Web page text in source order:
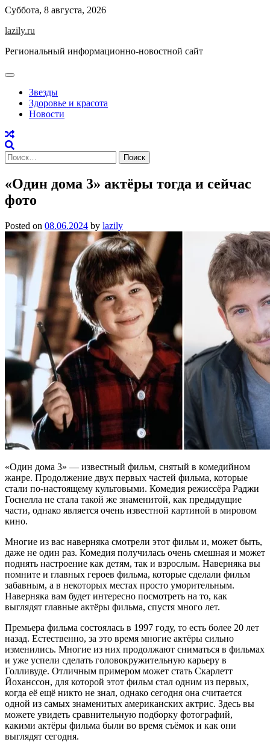
Skip
content
Суббота, 8 августа, 2026
lazily.ru
Региональный информационно-новостной сайт
Звезды
Здоровье и красота
Новости
Найти:
«Один дома 3» актёры тогда и сейчас
фото
Posted on 08.06.2024 by lazily
«Один дома 3» — известный фильм, снятый в комедийном
жанре. Продолжение двух первых частей фильма, которые
стали по-настоящему культовыми. Комедия режиссёра Раджи
Госнелла не стала такой же знаменитой, как предыдущие
части, однако является очень известной картиной в мировом
кино.
Многие из вас наверняка смотрели этот фильм и, может быть,
даже не один раз. Комедия получилась очень смешная и может
поднять настроение как детям, так и взрослым. Наверняка вы
помните и главных героев фильма, которые сделали фильм
забавным, а в некоторых местах просто уморительным.
Наверняка вам будет интересно посмотреть на то, как
выглядят главные актёры фильма, спустя много лет.
Премьера фильма состоялась в 1997 году, то есть более 20 лет
назад. Естественно, за это время многие актёры сильно
изменились. Многие из них продолжают сниматься в фильмах
и уже успели сделать головокружительную карьеру в
Голливуде. Отличным примером может стать Скарлетт
Йоханссон, для которой этот фильм стал одним из первых,
когда её ещё никто не знал, однако сегодня она считается
одной из самых знаменитых американских актрис. Здесь вы
можете увидеть сравнительную подборку фотографий,
какими актёры фильма были во время съёмок и как они
выглядят сегодня.